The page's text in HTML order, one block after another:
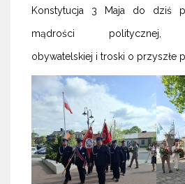
Konstytucja 3 Maja do dziś
mądrości politycznej,
obywatelskiej i troski o przyszłe